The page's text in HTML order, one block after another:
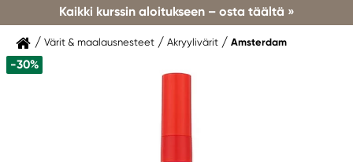
Kaikki kurssin aloitukseen – osta täältä »
Värit & maalausnesteet Akryylivärit Amsterdam
-30%